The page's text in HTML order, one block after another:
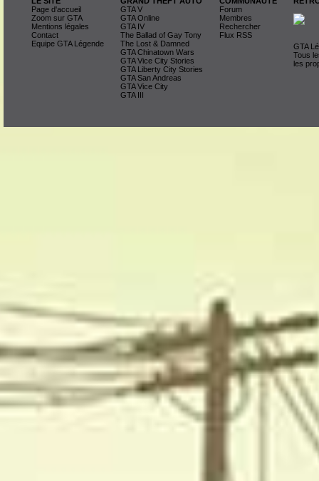
Page d'accueil
Zoom sur GTA
Mentions légales
Contact
Equipe GTA Légende
GTA V
GTA Online
GTA IV
The Ballad of Gay Tony
The Lost & Damned
GTA Chinatown Wars
GTA Vice City Stories
GTA Liberty City Stories
GTA San Andreas
GTA Vice City
GTA III
Forum
Membres
Rechercher
Flux RSS
GTA
Tous
les